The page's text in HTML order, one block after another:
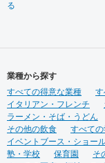
る
業種から探す
すべての得意な業種
イタリアン・フレンチ
ラーメン・そば・うどん
その他の飲食
すべて
イベントブース・ショー
塾・学校
保育園
そ